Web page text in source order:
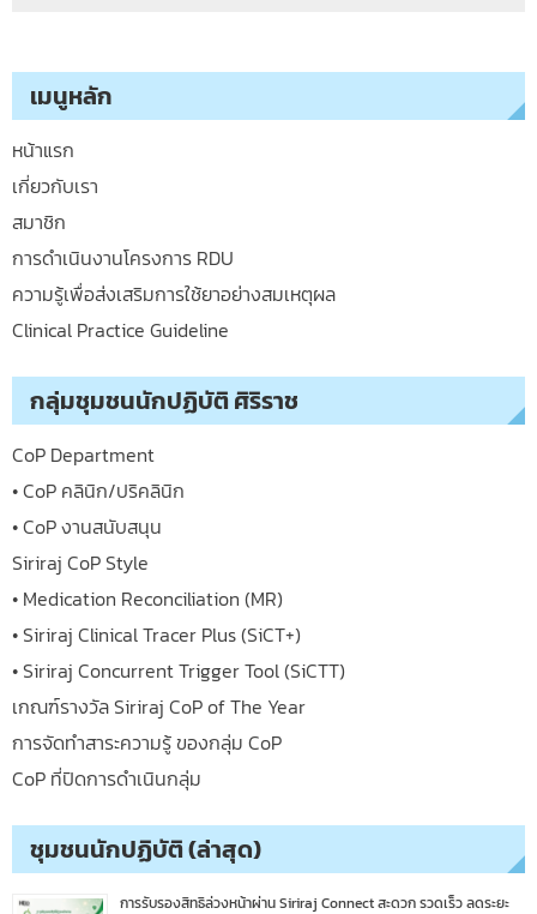
เมนูหลัก
หน้าแรก
เกี่ยวกับเรา
สมาชิก
การดำเนินงานโครงการ RDU
ความรู้เพื่อส่งเสริมการใช้ยาอย่างสมเหตุผล
Clinical Practice Guideline
กลุ่มชุมชนนักปฏิบัติ ศิริราช
CoP Department
• CoP คลินิก/ปริคลินิก
• CoP งานสนับสนุน
Siriraj CoP Style
• Medication Reconciliation (MR)
• Siriraj Clinical Tracer Plus (SiCT+)
• Siriraj Concurrent Trigger Tool (SiCTT)
เกณฑ์รางวัล Siriraj CoP of The Year
การจัดทำสาระความรู้ ของกลุ่ม CoP
CoP ที่ปิดการดำเนินกลุ่ม
ชุมชนนักปฏิบัติ (ล่าสุด)
การรับรองสิทธิล่วงหน้าผ่าน Siriraj Connect สะดวก รวดเร็ว ลดระยะ